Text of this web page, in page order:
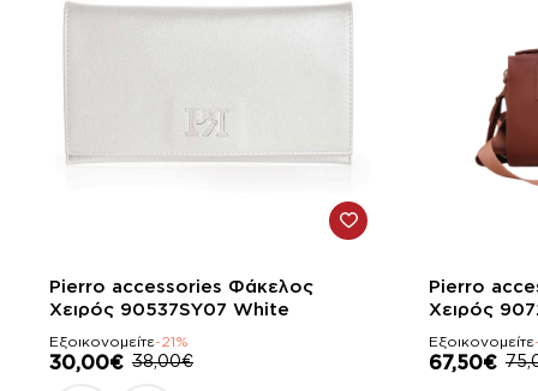
-21%
Pierro accessories Φάκελος
Χειρός 90537SY07 White
Εξοικονομείτε-21%
30,00€ 38,00€
-10%
Pierro
Χειρός
Εξοικονομείτε
67,50€